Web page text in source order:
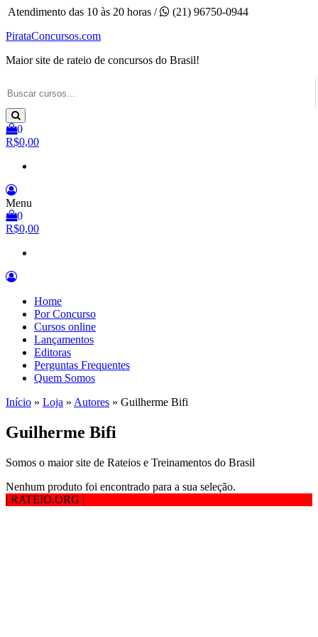
Pular
o
Atendimento das 10 às 20 horas /
(21) 96750-0944
PirataConcursos.com
Maior site de rateio de concursos do Brasil!
0
R$0,00
Menu
0
R$0,00
Home
Por Concurso
Cursos online
Lançamentos
Editoras
Perguntas Frequentes
Quem Somos
Início » Loja » Autores » Guilherme Bifi
Guilherme Bifi
Somos o maior site de Rateios e Treinamentos do Brasil
Nenhum produto foi encontrado para a sua seleção.
| RATEIO.ORG |